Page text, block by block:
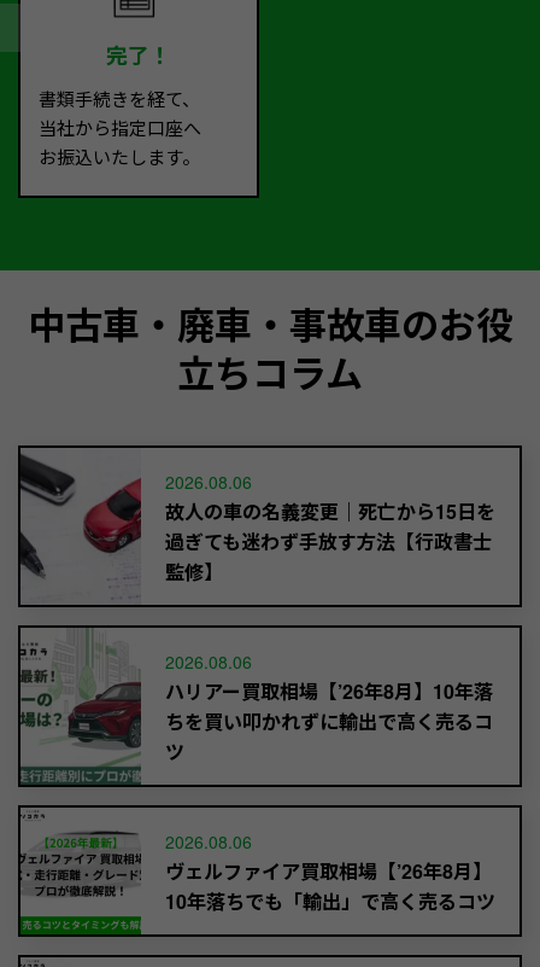
完了！
書類手続きを経て、
当社から指定口座へ
お振込いたします。
中古車・廃車・事故車のお役
立ちコラム
2026.08.06
故人の車の名義変更｜死亡から15日を
過ぎても迷わず手放す方法【行政書士
監修】
2026.08.06
ハリアー買取相場【’26年8月】10年落
ちを買い叩かれずに輸出で高く売るコ
ツ
2026.08.06
ヴェルファイア買取相場【’26年8月】
10年落ちでも「輸出」で高く売るコツ